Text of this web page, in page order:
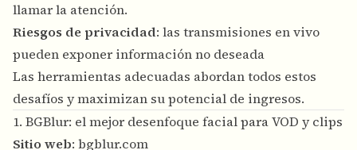
llamar la atención.
Riesgos de privacidad: las transmisiones en vivo
pueden exponer información no deseada
Las herramientas adecuadas abordan todos estos
desafíos y maximizan su potencial de ingresos.
1. BGBlur: el mejor desenfoque facial para VOD y clips
Sitio web: bgblur.com